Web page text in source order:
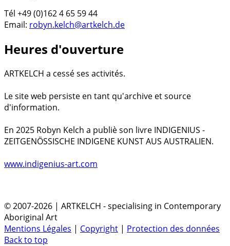
Tél +49 (0)162 4 65 59 44
Email: robyn.kelch@artkelch.de
Heures d'ouverture
ARTKELCH a cessé ses activités.
Le site web persiste en tant qu'archive et source
d'information.
En 2025 Robyn Kelch a publiè son livre INDIGENIUS -
ZEITGENÖSSISCHE INDIGENE KUNST AUS AUSTRALIEN.
www.indigenius-art.com
© 2007-2026 | ARTKELCH - specialising in Contemporary
Aboriginal Art
Mentions Légales | Copyright | Protection des données
Back to top